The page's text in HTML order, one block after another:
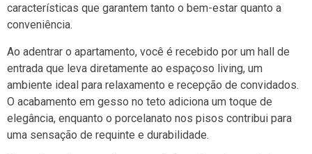
características que garantem tanto o bem-estar quanto a
conveniência.
Ao adentrar o apartamento, você é recebido por um hall de
entrada que leva diretamente ao espaçoso living, um
ambiente ideal para relaxamento e recepção de convidados.
O acabamento em gesso no teto adiciona um toque de
elegância, enquanto o porcelanato nos pisos contribui para
uma sensação de requinte e durabilidade.